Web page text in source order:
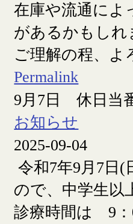
在庫や流通によ
があるかもしれ
ご理解の程、
Permalink
9月7日 休日当
お知らせ
2025-09-04
令和7年9月7日
ので、中学生以
診療時間は 9：